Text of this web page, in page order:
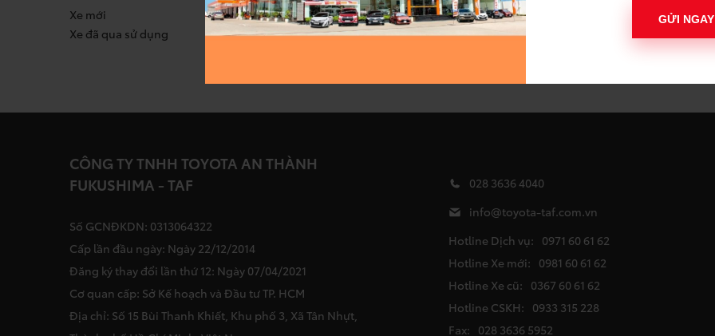
GỬI NGAY
Xe mới
Xe đã qua sử dụng
Bảo dưỡng định kỳ
Sửa chữa & đồng sơn
Báo giá xe mới
Đăng ký lái thử
CÔNG TY TNHH TOYOTA AN THÀNH
FUKUSHIMA - TAF
Số GCNĐKDN: 0313064322
Cấp lần đầu ngày: Ngày 22/12/2014
Đăng ký thay đổi lần thứ 12: Ngày 07/04/2021
Cơ quan cấp: Sở Kế hoạch và Đầu tư TP. HCM
Địa chỉ: Số 15 Bùi Thanh Khiết, Khu phố 3, Xã Tân Nhựt,
028 3636 4040
info@toyota-taf.com.vn
Hotline Dịch vụ: 0971 60 61 62
Hotline Xe mới: 0981 60 61 62
Hotline Xe cũ: 0367 60 61 62
Hotline CSKH: 0933 315 228
Fax: 028 3636 5952